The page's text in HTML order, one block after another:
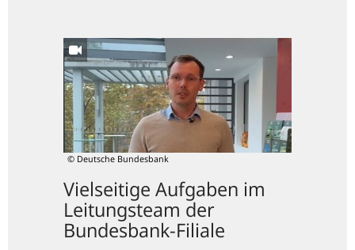
© Deutsche Bundesbank
Vielseitige Aufgaben im
Leitungsteam der
Bundesbank-Filiale
Aufgaben
im
Leitungsteam
der
Bundesbank-
Filiale